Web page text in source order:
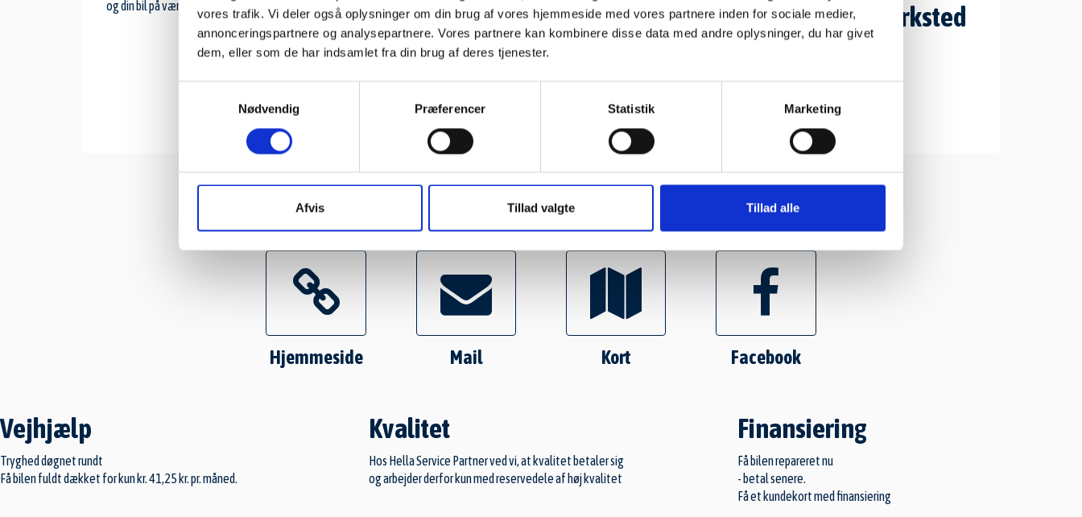
vores trafik. Vi deler også oplysninger om din brug af vores hjemmeside med vores partnere inden for sociale medier,
annonceringspartnere og analysepartnere. Vores partnere kan kombinere disse data med andre oplysninger, du har givet
dem, eller som de har indsamlet fra din brug af deres tjenester.
Nødvendig
Præferencer Statistik Marketing
Afvis Tillad valgte Tillad alle
og din bil på værkstedet.
Åbningstider værksted
Onsdag: 07.30 - 16.00
Torsdag: 07.30 - 16.00
Flere muligheder
Hjemmeside Mail Kort Facebook
Vejhjælp
Tryghed døgnet rundt
Få bilen fuldt dækket for kun kr. 41,25 kr. pr. måned.
Kvalitet
Hos Hella Service Partner ved vi, at kvalitet betaler sig
og arbejder derfor kun med reservedele af høj kvalitet
Finansiering
Få bilen repareret nu
- betal senere.
Få et kundekort med finansiering